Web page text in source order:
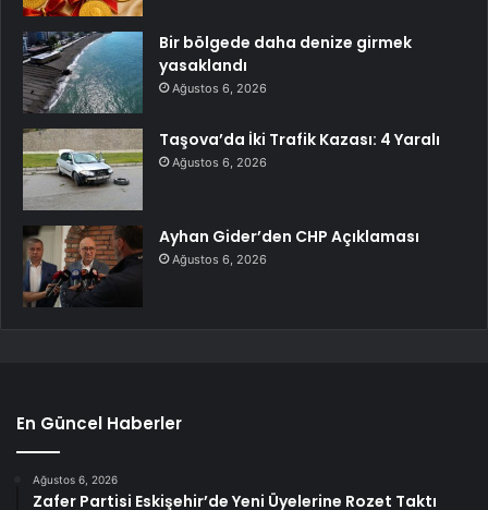
Bir bölgede daha denize girmek
yasaklandı
Ağustos 6, 2026
Taşova’da İki Trafik Kazası: 4 Yaralı
Ağustos 6, 2026
Ayhan Gider’den CHP Açıklaması
Ağustos 6, 2026
En Güncel Haberler
Ağustos 6, 2026
Zafer Partisi Eskişehir’de Yeni Üyelerine Rozet Taktı